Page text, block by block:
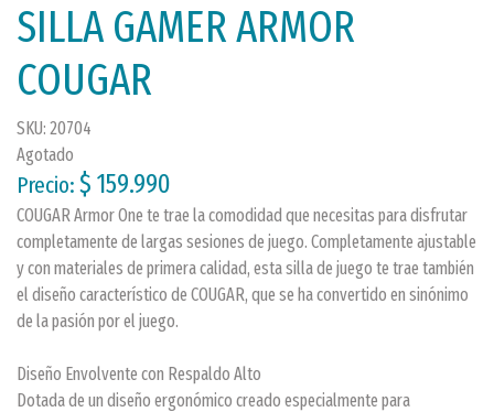
SILLA GAMER ARMOR
COUGAR
SKU: 20704
Agotado
Precio: $ 159.990
COUGAR Armor One te trae la comodidad que necesitas para disfrutar
completamente de largas sesiones de juego. Completamente ajustable
y con materiales de primera calidad, esta silla de juego te trae también
el diseño característico de COUGAR, que se ha convertido en sinónimo
de la pasión por el juego.
Diseño Envolvente con Respaldo Alto
Dotada de un diseño ergonómico creado especialmente para